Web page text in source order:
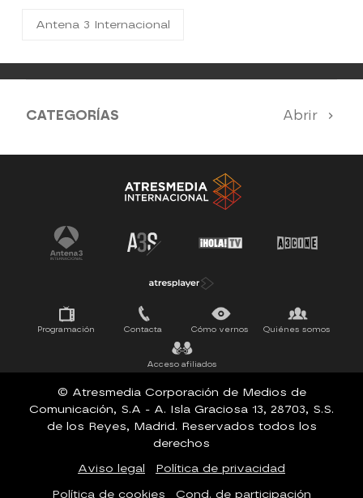
Antena 3 Internacional
CATEGORÍAS Abrir
Antena 3 Noticias El Hormiguero
La Ruleta de la Suerte Tu cara me suena
Pasapalabra
Programación Contacta Cómo vernos Quiénes somos
Acceso afiliados
© Atresmedia Corporación de Medios de
Comunicación, S.A - A. Isla Graciosa 13, 28703, S.S.
de los Reyes, Madrid. Reservados todos los
derechos
Aviso legal
Política de privacidad
Política de cookies
Cond. de participación